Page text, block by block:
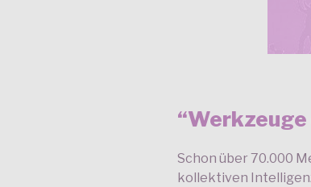
Schon über 70.000
kollektiven